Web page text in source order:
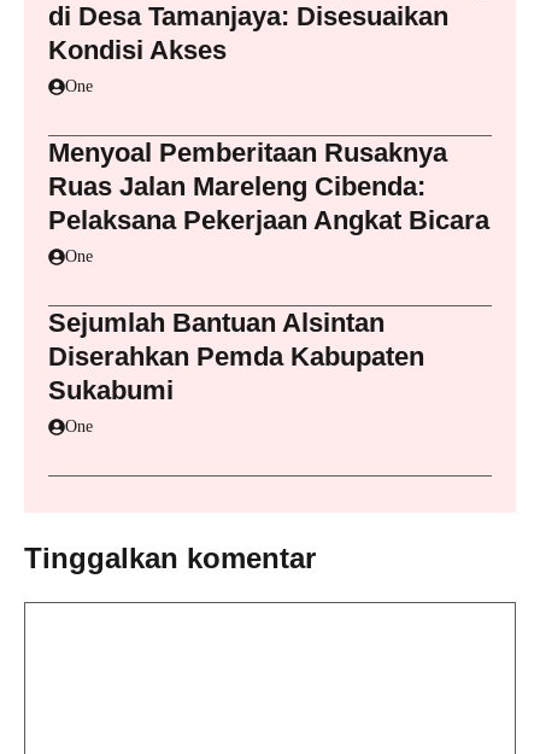
di Desa Tamanjaya: Disesuaikan
Kondisi Akses
One
Menyoal Pemberitaan Rusaknya
Ruas Jalan Mareleng Cibenda:
Pelaksana Pekerjaan Angkat Bicara
One
Sejumlah Bantuan Alsintan
Diserahkan Pemda Kabupaten
Sukabumi
One
Tinggalkan komentar